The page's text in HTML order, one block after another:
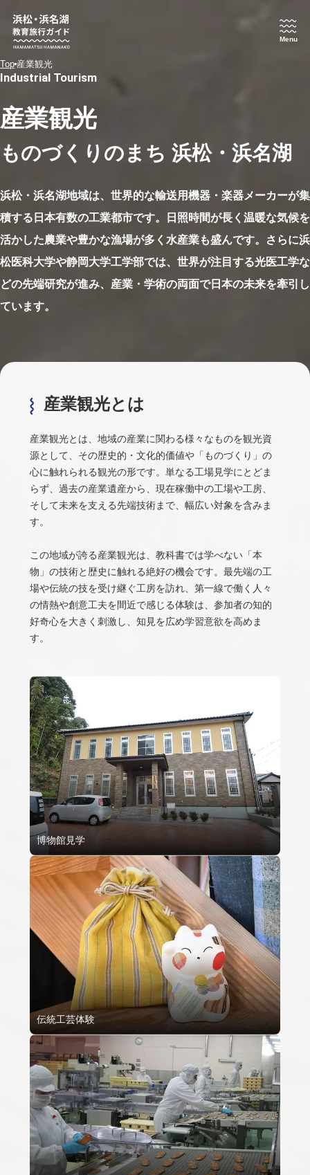
Menu
Top 産業観光
Industrial Tourism
産業観光
ものづくりのまち 浜松・浜名湖
浜松・浜名湖地域は、世界的な輸送用機器・楽器メーカーが集
積する日本有数の工業都市です。日照時間が長く温暖な気候を
活かした農業や豊かな漁場が多く水産業も盛んです。さらに浜
松医科大学や静岡大学工学部では、世界が注目する光医工学な
どの先端研究が進み、産業・学術の両面で日本の未来を牽引し
ています。
産業観光とは
産業観光とは、地域の産業に関わる様々なものを観光資
源として、その歴史的・文化的価値や「ものづくり」の
心に触れられる観光の形です。単なる工場見学にとどま
らず、過去の産業遺産から、現在稼働中の工場や工房、
そして未来を支える先端技術まで、幅広い対象を含みま
す。
この地域が誇る産業観光は、教科書では学べない「本
物」の技術と歴史に触れる絶好の機会です。最先端の工
場や伝統の技を受け継ぐ工房を訪れ、第一線で働く人々
の情熱や創意工夫を間近で感じる体験は、参加者の知的
好奇心を大きく刺激し、知見を広め学習意欲を高めま
す。
博物館見学
伝統工芸体験